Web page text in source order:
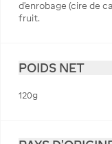
d'enrobage (cire de
fruit.
POIDS NET
120g